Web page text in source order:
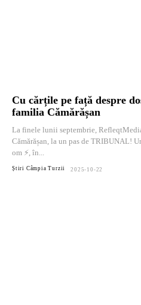
Cu cărțile pe față despre
familia Cămărășan
La finele lunii septembrie,
Cămărășan, la un pas de TRIBUNAL!
om ⚡, în...
Știri Câmpia Turzii 2025-10-22